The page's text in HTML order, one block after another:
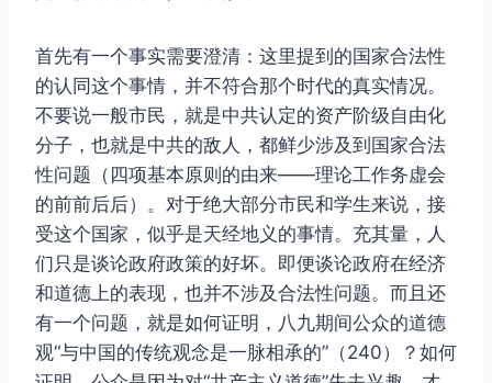
首先有一个事实需要澄清：这里提到的国家合法性
的认同这个事情，并不符合那个时代的真实情况。
不要说一般市民，就是中共认定的资产阶级自由化
分子，也就是中共的敌人，都鲜少涉及到国家合法
性问题（四项基本原则的由来——理论工作务虚会
的前前后后）。对于绝大部分市民和学生来说，接
受这个国家，似乎是天经地义的事情。充其量，人
们只是谈论政府政策的好坏。即便谈论政府在经济
和道德上的表现，也并不涉及合法性问题。而且还
有一个问题，就是如何证明，八九期间公众的道德
观“与中国的传统观念是一脉相承的”（240）？如何